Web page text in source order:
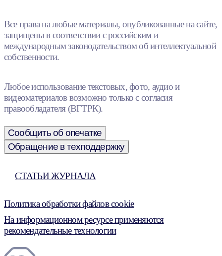
Все права на любые материалы, опубликованные на сайте,
защищены в соответствии с российским и
международным законодательством об интеллектуальной
собственности.
Любое использование текстовых, фото, аудио и
видеоматериалов возможно только с согласия
правообладателя (ВГТРК).
Сообщить об опечатке
Обращение в техподдержку
СТАТЬИ ЖУРНАЛА
Политика обработки файлов cookie
На информационном ресурсе применяются
рекомендательные технологии